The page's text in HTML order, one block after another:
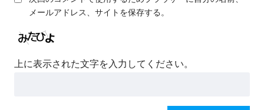
メールアドレス、サイトを保存する。
上に表示された文字を入力してください。